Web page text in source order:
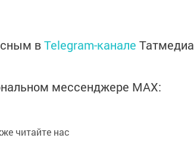
вTelegram-канале Татмедиа
мессенджере MАХ:
читайте нас